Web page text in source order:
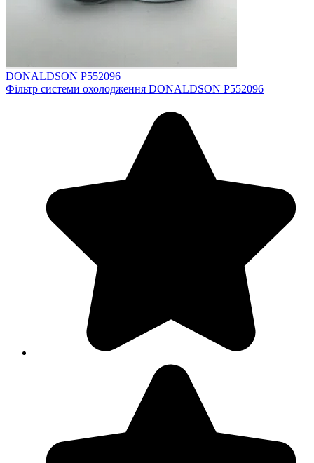
DONALDSON P552096
Фільтр системи охолодження DONALDSON P552096